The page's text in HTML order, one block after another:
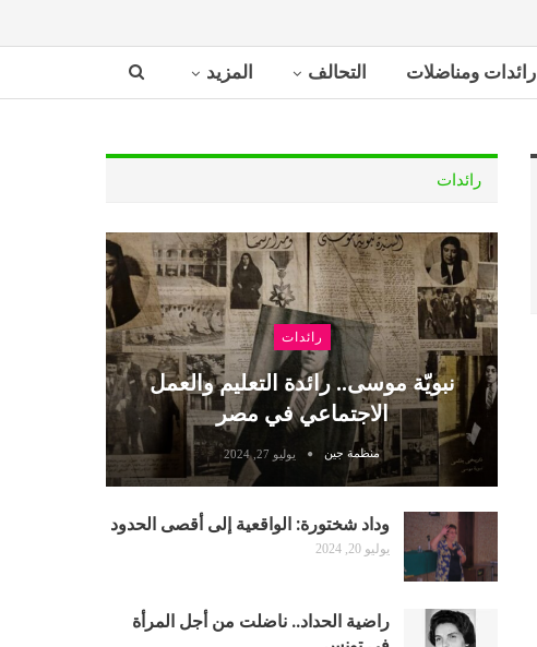
رائدات ومناضلات التحالف المزيد
رائدات
رائدات
نبويّة موسى.. رائدة التعليم والعمل
الاجتماعي في مصر
منظمة جين يوليو 27, 2024
وداد شختورة: الواقعية إلى أقصى الحدود
يوليو 20, 2024
راضية الحداد.. ناضلت من أجل المرأة